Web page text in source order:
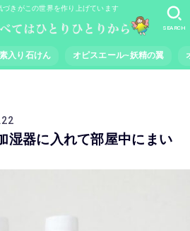
づきがこの世界を作り上げています
入り石けん オピスエール~妖精の翼
SEARCH
湿器に入れて部屋中にまい